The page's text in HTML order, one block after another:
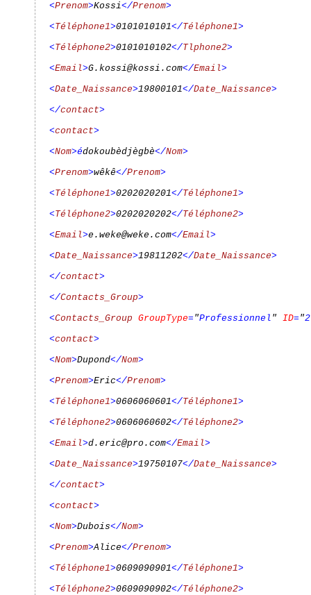
<Prenom>Kossi</Prenom>
<Téléphone1>0101010101</Téléphone1>
<Téléphone2>0101010102</Tlphone2>
<Email>G.kossi@kossi.com</Email>
<Date_Naissance>19800101</Date_Naissance>
</contact>
<contact>
<Nom>édokoubèdjègbè</Nom>
<Prenom>wêkê</Prenom>
<Téléphone1>0202020201</Téléphone1>
<Téléphone2>0202020202</Téléphone2>
<Email>e.weke@weke.com</Email>
<Date_Naissance>19811202</Date_Naissance>
</contact>
</Contacts_Group>
<Contacts_Group GroupType= "Professionnel " ID= "2
<contact>
<Nom>Dupond</Nom>
<Prenom>Eric</Prenom>
<Téléphone1>0606060601</Téléphone1>
<Téléphone2>0606060602</Téléphone2>
<Email>d.eric@pro.com</Email>
<Date_Naissance>19750107</Date_Naissance>
</contact>
<contact>
<Nom>Dubois</Nom>
<Prenom>Alice</Prenom>
<Téléphone1>0609090901</Téléphone1>
<Téléphone2>0609090902</Téléphone2>